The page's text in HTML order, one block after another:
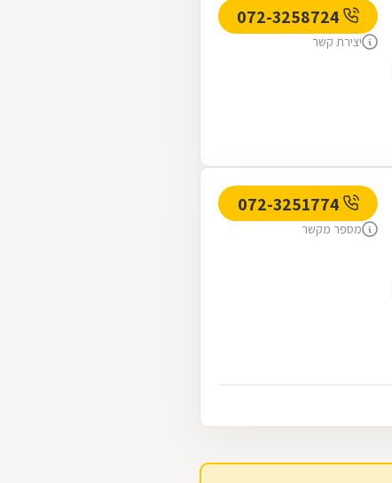
יצירת קשר
מספר מקשר